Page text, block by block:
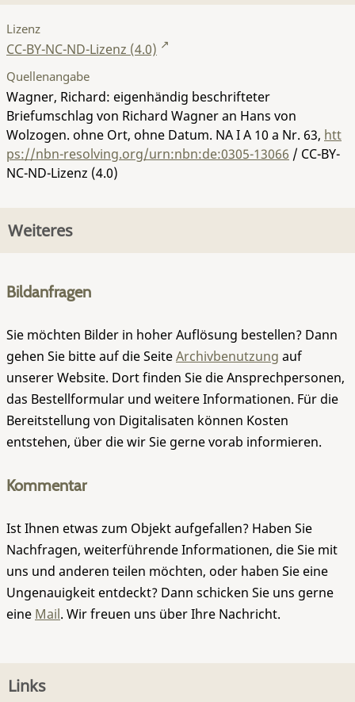
Lizenz
CC-BY-NC-ND-Lizenz (4.0)
Quellenangabe
Wagner, Richard: eigenhändig beschrifteter
Briefumschlag von Richard Wagner an Hans von
Wolzogen. ohne Ort, ohne Datum. NA I A 10 a Nr. 63, htt
ps://nbn-resolving.org/urn:nbn:de:0305-13066 / CC-BY-
NC-ND-Lizenz (4.0)
Weiteres
Bildanfragen
Sie möchten Bilder in hoher Auflösung bestellen? Dann
gehen Sie bitte auf die SeiteArchivbenutzung auf
unserer Website. Dort finden Sie die Ansprechpersonen,
das Bestellformular und weitere Informationen. Für die
Bereitstellung von Digitalisaten können Kosten
entstehen, über die wir Sie gerne vorab informieren.
Kommentar
Ist Ihnen etwas zum Objekt aufgefallen? Haben Sie
Nachfragen, weiterführende Informationen, die Sie mit
uns und anderen teilen möchten, oder haben Sie eine
Ungenauigkeit entdeckt? Dann schicken Sie uns gerne
eine Mail. Wir freuen uns über Ihre Nachricht.
Links